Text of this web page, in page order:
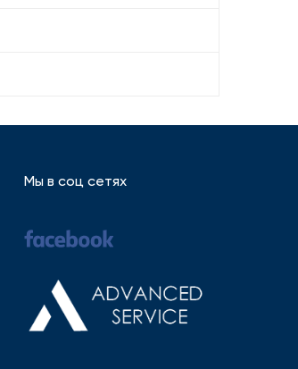
Мы в соц сетях